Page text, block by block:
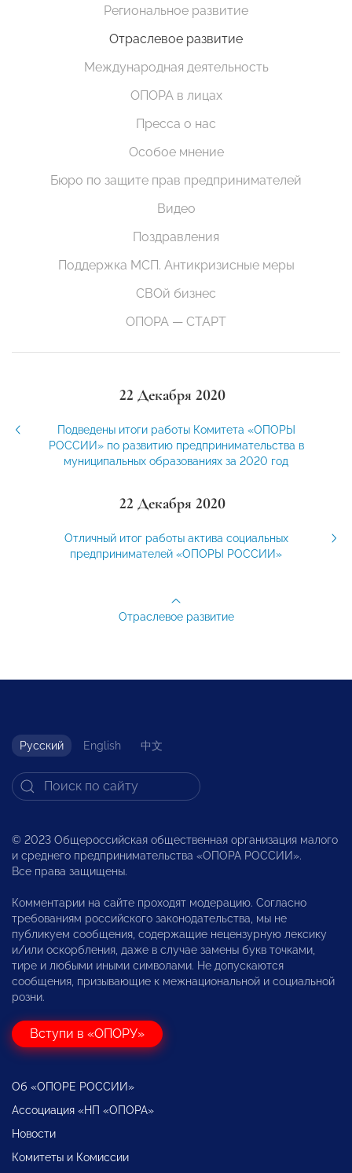
Региональное развитие
Отраслевое развитие
Международная деятельность
ОПОРА в лицах
Пресса о нас
Особое мнение
Бюро по защите прав предпринимателей
Видео
Поздравления
Поддержка МСП. Антикризисные меры
СВОй бизнес
ОПОРА — СТАРТ
22 Декабря 2020
Подведены итоги работы Комитета «ОПОРЫ
РОССИИ» по развитию предпринимательства в
муниципальных образованиях за 2020 год
22 Декабря 2020
Отличный итог работы актива социальных
предпринимателей «ОПОРЫ РОССИИ»
Отраслевое развитие
Русский English 中文
© 2023 Общероссийская общественная организация малого
и среднего предпринимательства «ОПОРА РОССИИ».
Все права защищены.
Комментарии на сайте проходят модерацию. Согласно
требованиям российского законодательства, мы не
публикуем сообщения, содержащие нецензурную лексику
и/или оскорбления, даже в случае замены букв точками,
тире и любыми иными символами. Не допускаются
сообщения, призывающие к межнациональной и социальной
розни.
Вступи в «ОПОРУ»
Об «ОПОРЕ РОССИИ»
Ассоциация «НП «ОПОРА»
Новости
Комитеты и Комиссии